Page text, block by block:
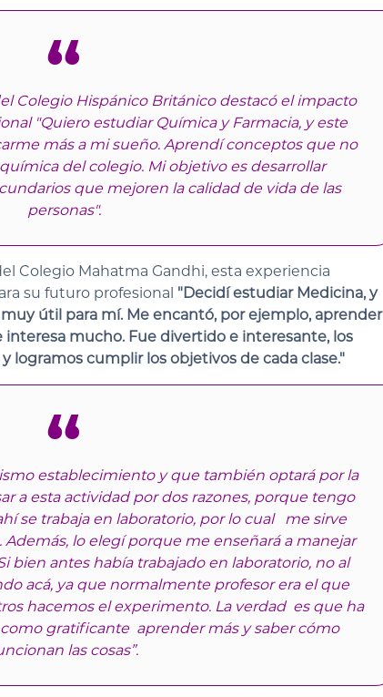
Colegio Hispánico Británico destacó el impacto
"Quiero estudiar Química y Farmacia, y este
más a mi sueño. Aprendí conceptos que no
del colegio. Mi objetivo es desarrollar
que mejoren la calidad de vida de las
personas".
Colegio Mahatma Gandhi, esta experiencia
su futuro profesional "Decidí estudiar Medicina, y
útil para mí. Me encantó, por ejemplo, aprender
mucho. Fue divertido e interesante, los
logramos cumplir los objetivos de cada clase."
establecimiento y que también optará por la
a esta actividad por dos razones, porque tengo
se trabaja en laboratorio, por lo cual me sirve
lo elegí porque me enseñará a manejar
bien antes había trabajado en laboratorio, no al
acá, ya que normalmente profesor era el que
hacemos el experimento. La verdad es que ha
gratificante aprender más y saber cómo
las cosas”.